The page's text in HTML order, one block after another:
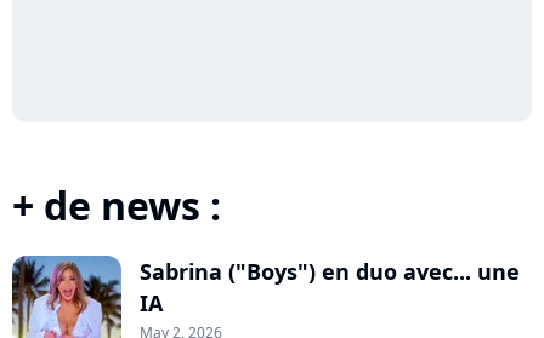
+ de news :
Sabrina ("Boys") en duo avec... une
IA
May 2, 2026